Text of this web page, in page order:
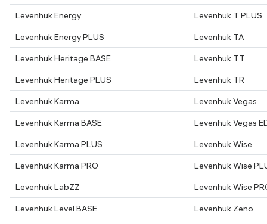
Levenhuk Energy
Levenhuk T PLUS
Levenhuk Energy PLUS
Levenhuk TA
Levenhuk Heritage BASE
Levenhuk TT
Levenhuk Heritage PLUS
Levenhuk TR
Levenhuk Karma
Levenhuk Vegas
Levenhuk Karma BASE
Levenhuk Vegas
Levenhuk Karma PLUS
Levenhuk Wise
Levenhuk Karma PRO
Levenhuk Wise
Levenhuk LabZZ
Levenhuk Wise
Levenhuk Level BASE
Levenhuk Zeno